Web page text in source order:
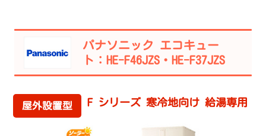
パナソニック エコキュー
ト：HE-F46JZS・HE-F37JZS
屋外設置型 F シリーズ 寒冷地向け 給湯専用